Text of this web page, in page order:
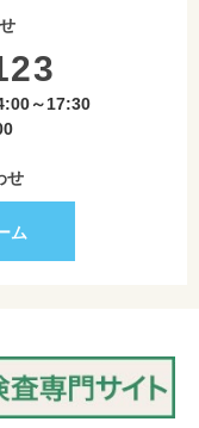
～17:30
せ
ム